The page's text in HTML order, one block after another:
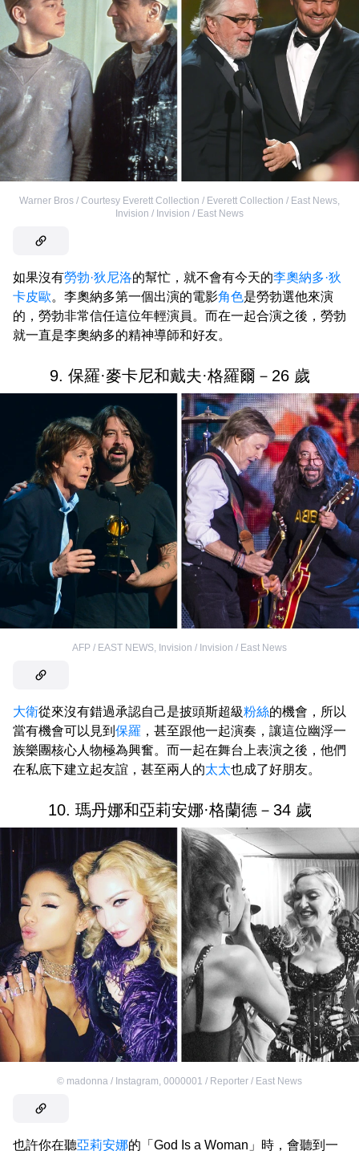
Warner Bros / Courtesy Everett Collection / Everett Collection / East News,
Invision / Invision / East News
如果沒有勞勃·狄尼洛的幫忙，就不會有今天的李奧納多·狄
卡皮歐。李奧納多第一個出演的電影角色是勞勃選他來演
的，勞勃非常信任這位年輕演員。而在一起合演之後，勞勃
就一直是李奧納多的精神導師和好友。
9. 保羅·麥卡尼和戴夫·格羅爾－26 歲
AFP / EAST NEWS Invision / Invision / East News
大衛從來沒有錯過承認自己是披頭斯超級粉絲的機會，所以
當有機會可以見到 保羅 ，甚至跟他一起演奏，讓這位幽浮一
族樂團核心人物極為興奮。而一起在舞台上表演之後，他們
在私底下建立起友誼，甚至兩人的太太也成了好朋友。
10. 瑪丹娜和亞莉安娜·格蘭德－34 歲
© madonna / Instagram, 0000001 / Reporter / East News
也許你在聽亞莉安娜的「God Is a Woman」時，會聽到一